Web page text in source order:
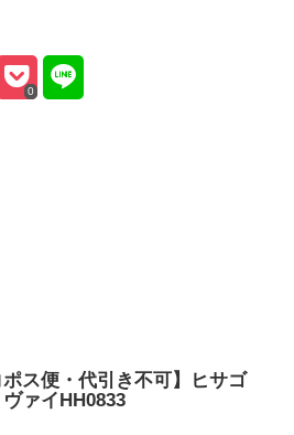
0
ス便・代引き不可】ヒサゴ
ァイHH0833